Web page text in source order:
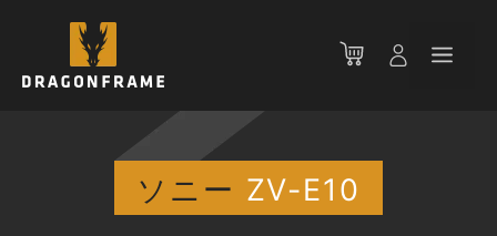
メ
ソニー ZV-E10